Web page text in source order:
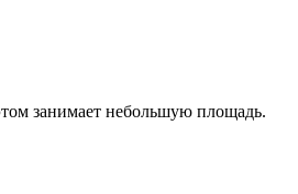
занимает небольшую площадь.